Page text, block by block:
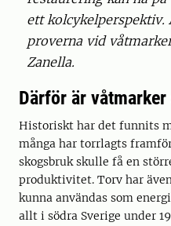
ett kolcykelperspektiv.
proverna vid
Zanella.
Därför är
Historiskt har det funnits
många har torrlagts
skogsbruk skulle få en
produktivitet. Torv har
kunna användas som
allt i södra Sverige under